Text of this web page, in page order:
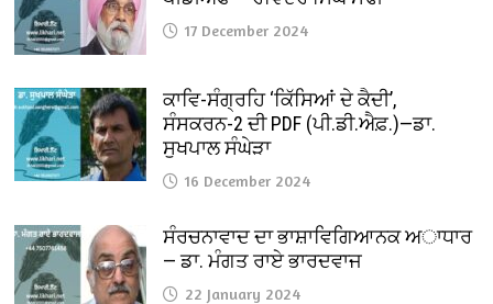
17 December 2024
ਕਾਵਿ-ਸੰਗ੍ਰਹਿ ‘ਕਿੱਸਿਆਂ ਦੇ ਕੈਦੀ’,
ਸੰਸਕਰਨ-2 ਦੀ PDF (ਪੀ.ਡੀ.ਐਫ਼.)—ਡਾ.
ਸੁਖਪਾਲ ਸੰਘੇੜਾ
16 December 2024
ਸੰਰਚਨਾਵਾਦ ਦਾ ਭਾਸ਼ਾਵਿਗਿਆਨਕ ਅਾਧਾਰ
— ਡਾ. ਮੰਗਤ ਰਾਏ ਭਾਰਦਵਾਜ
22 January 2024